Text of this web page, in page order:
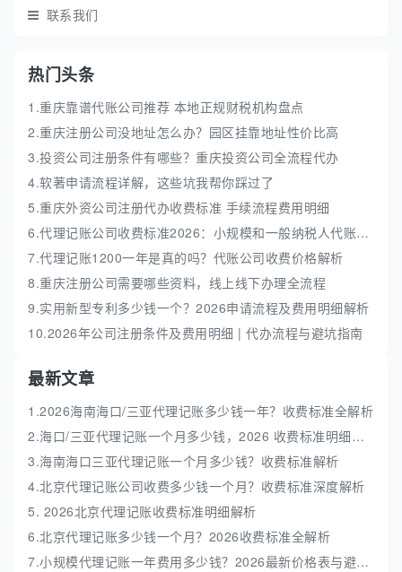
联系我们
热门头条
1.重庆靠谱代账公司推荐 本地正规财税机构盘点
2.重庆注册公司没地址怎么办？园区挂靠地址性价比高
3.投资公司注册条件有哪些？重庆投资公司全流程代办
4.软著申请流程详解，这些坑我帮你踩过了
5.重庆外资公司注册代办收费标准 手续流程费用明细
6.代理记账公司收费标准2026：小规模和一般纳税人代账费解析
7.代理记账1200一年是真的吗？代账公司收费价格解析
8.重庆注册公司需要哪些资料，线上线下办理全流程
9.实用新型专利多少钱一个？2026申请流程及费用明细解析
10.2026年公司注册条件及费用明细 | 代办流程与避坑指南
最新文章
1.2026海南海口/三亚代理记账多少钱一年？收费标准全解析
2.海口/三亚代理记账一个月多少钱，2026 收费标准明细解析
3.海南海口三亚代理记账一个月多少钱？收费标准解析
4.北京代理记账公司收费多少钱一个月？收费标准深度解析
5. 2026北京代理记账收费标准明细解析
6.北京代理记账多少钱一个月？2026收费标准全解析
7.小规模代理记账一年费用多少钱？2026最新价格表与避坑指南